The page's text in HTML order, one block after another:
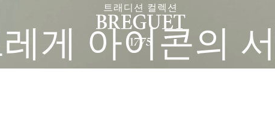
트래디션 컬렉션
게 아이콘의